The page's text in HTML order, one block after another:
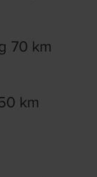
70 km
km